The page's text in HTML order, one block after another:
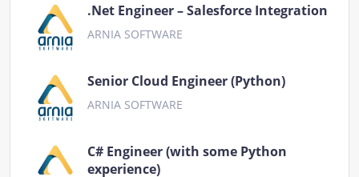
.Net Engineer – Salesforce Integration
ARNIA SOFTWARE
Senior Cloud Engineer (Python)
ARNIA SOFTWARE
C# Engineer (with some Python
experience)